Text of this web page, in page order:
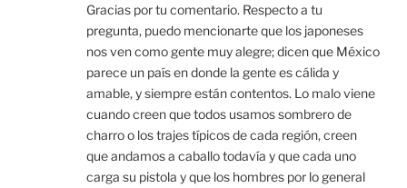
Gracias por tu comentario. Respecto a tu
pregunta, puedo mencionarte que los japoneses
nos ven como gente muy alegre; dicen que México
parece un país en donde la gente es cálida y
amable, y siempre están contentos. Lo malo viene
cuando creen que todos usamos sombrero de
charro o los trajes típicos de cada región, creen
que andamos a caballo todavía y que cada uno
carga su pistola y que los hombres por lo general